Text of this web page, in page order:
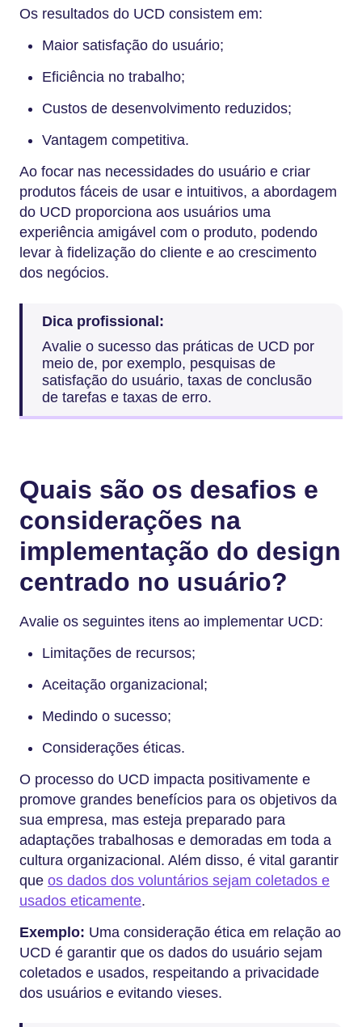
Os resultados do UCD consistem em:
Maior satisfação do usuário;
Eficiência no trabalho;
Custos de desenvolvimento reduzidos;
Vantagem competitiva.
Ao focar nas necessidades do usuário e criar
produtos fáceis de usar e intuitivos, a abordagem
do UCD proporciona aos usuários uma
experiência amigável com o produto, podendo
levar à fidelização do cliente e ao crescimento
dos negócios.
Dica profissional:
Avalie o sucesso das práticas de UCD por
meio de, por exemplo, pesquisas de
satisfação do usuário, taxas de conclusão
de tarefas e taxas de erro.
Quais são os desafios e
considerações na
implementação do design
centrado no usuário?
Avalie os seguintes itens ao implementar UCD:
Limitações de recursos;
Aceitação organizacional;
Medindo o sucesso;
Considerações éticas.
O processo do UCD impacta positivamente e
promove grandes benefícios para os objetivos da
sua empresa, mas esteja preparado para
adaptações trabalhosas e demoradas em toda a
cultura organizacional. Além disso, é vital garantir
que os dados dos voluntários sejam coletados e
usados eticamente.
Exemplo: Uma consideração ética em relação ao
UCD é garantir que os dados do usuário sejam
coletados e usados, respeitando a privacidade
dos usuários e evitando vieses.